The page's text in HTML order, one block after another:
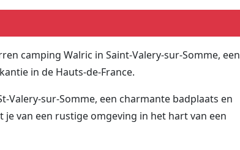
camping Walric in Saint-Valery-sur-Somme, een
in de Hauts-de-France.
Valery-sur-Somme, een charmante badplaats en
van een rustige omgeving in het hart van een